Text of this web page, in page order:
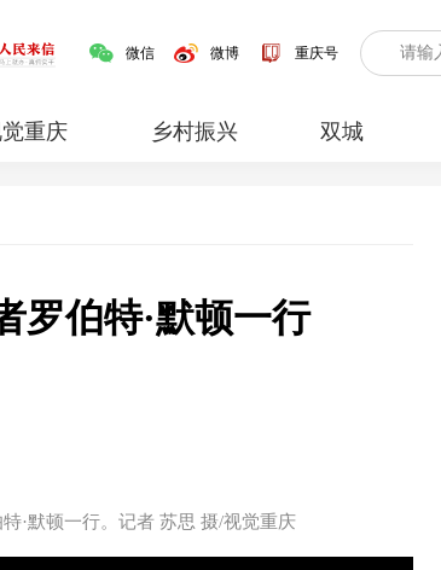
微信 微博 重庆号
重庆 乡村振兴 双城
罗伯特·默顿一行
·默顿一行。记者 苏思 摄/视觉重庆